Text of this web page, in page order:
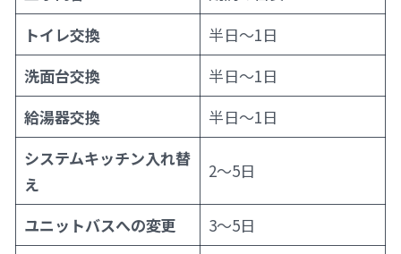
トイレ交換
半日〜1日
洗面台交換
半日〜1日
給湯器交換
半日〜1日
システムキッチン入れ替
え
2〜5日
ユニットバスへの変更
3〜5日